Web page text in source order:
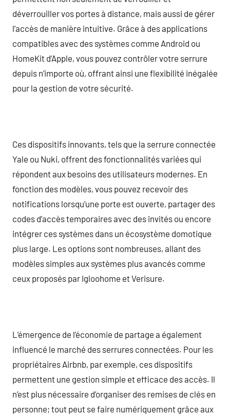
déverrouiller vos portes à distance, mais aussi de gérer
l’accès de manière intuitive. Grâce à des applications
compatibles avec des systèmes comme Android ou
HomeKit d’Apple, vous pouvez contrôler votre serrure
depuis n’importe où, offrant ainsi une flexibilité inégalée
pour la gestion de votre sécurité.
Ces dispositifs innovants, tels que la serrure connectée
Yale ou Nuki, offrent des fonctionnalités variées qui
répondent aux besoins des utilisateurs modernes. En
fonction des modèles, vous pouvez recevoir des
notifications lorsqu’une porte est ouverte, partager des
codes d’accès temporaires avec des invités ou encore
intégrer ces systèmes dans un écosystème domotique
plus large. Les options sont nombreuses, allant des
modèles simples aux systèmes plus avancés comme
ceux proposés par Igloohome et Verisure.
L’émergence de l’économie de partage a également
influencé le marché des serrures connectées. Pour les
propriétaires Airbnb, par exemple, ces dispositifs
permettent une gestion simple et efficace des accès. Il
n’est plus nécessaire d’organiser des remises de clés en
personne; tout peut se faire numériquement grâce aux